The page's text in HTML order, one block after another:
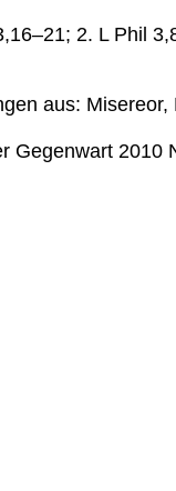
2. L Phil
aus:
Gegenwart 2010